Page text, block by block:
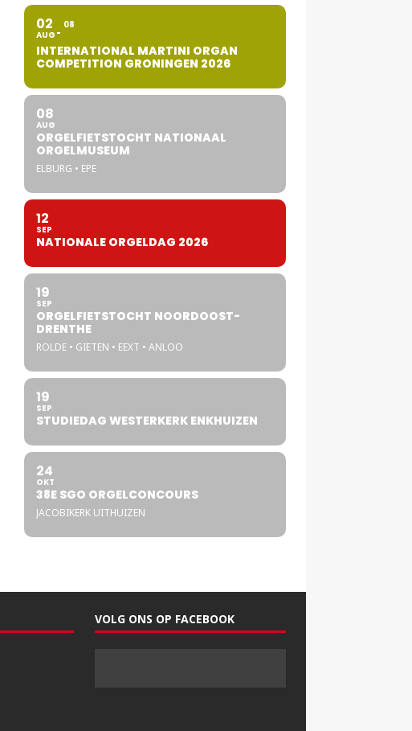
02
AUG
08
INTERNATIONAL MARTINI ORGAN
COMPETITION GRONINGEN 2026
08
AUG
ORGELFIETSTOCHT NATIONAAL
ORGELMUSEUM
ELBURG • EPE
12
SEP
NATIONALE ORGELDAG 2026
19
SEP
ORGELFIETSTOCHT NOORDOOST-
DRENTHE
ROLDE • GIETEN • EEXT • ANLOO
19
SEP
STUDIEDAG WESTERKERK ENKHUIZEN
24
OKT
38E SGO ORGELCONCOURS
JACOBIKERK UITHUIZEN
VOLG ONS OP FACEBOOK